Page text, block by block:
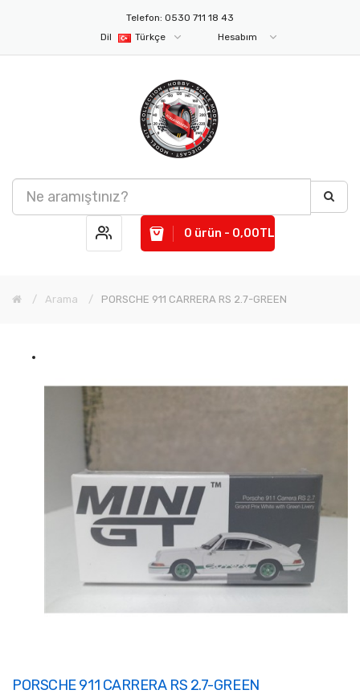
Telefon: 0530 711 18 43
Dil
Türkçe Hesabım
0 ürün - 0,00TL
Arama PORSCHE 911 CARRERA RS 2.7-GREEN
PORSCHE 911 CARRERA RS 2.7-GREEN